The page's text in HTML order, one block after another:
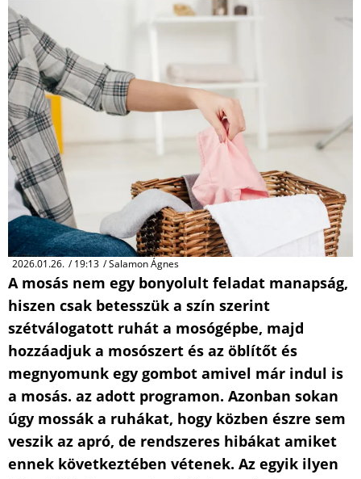
2026.01.26. / 19:13 /Salamon Ágnes
A mosás nem egy bonyolult feladat manapság,
hiszen csak betesszük a szín szerint
szétválogatott ruhát a mosógépbe, majd
hozzáadjuk a mosószert és az öblítőt és
megnyomunk egy gombot amivel már indul is
a mosás. az adott programon. Azonban sokan
úgy mossák a ruhákat, hogy közben észre sem
veszik az apró, de rendszeres hibákat amiket
ennek következtében vétenek. Az egyik ilyen